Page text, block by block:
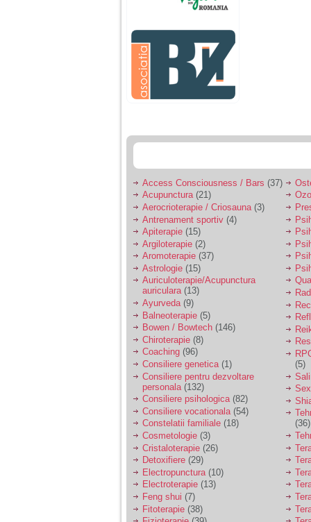
era mica am neglijat-
agresiva, orice
greseala era taxata cu
o palma sau pedepse.
De 4 ani am o relatie
serioasa cu un barbat
sa se manifeste o
Ma aflu aici pentru ca
vreau sa stiu daca am
nevoie de un psiholog
sau psihiatru.
Sunt casatorita, am
31 de ani si un copil in
varsta de 2 ani care
mi-e lumina ochilor.
De ceva timp simt ca
mi s-a adunat
oboseala, o oboseala
cronica de care nu pot
scapa si simt ca din
cauza ei nu pot
controla nervii si
cateodata are copilul
de suferit.
Am o bariera peste
care nu pot trece:
prietena mea a ramas
insarcinata cu o fata.
Am fost de comun
acord sa facem un
copil, cu gandul ca e
baiat.
Access Consciousness / Bars (37)
Acupunctura(21)
Aerocrioterapie / Criosauna (3)
Antrenament sportiv (4)
Apiterapie (15)
Argiloterapie (2)
Aromoterapie (37)
Astrologie (15)
Auriculoterapie/Acupunctura
auriculara(13)
Ayurveda(9)
Balneoterapie (5)
Bowen / Bowtech (146)
Chiroterapie (8)
Coaching (96)
Consiliere genetica(1)
Consiliere pentru dezvoltare
personala (132)
Consiliere psihologica(82)
Consiliere vocationala (54)
Constelatii familiale (18)
Cosmetologie (3)
Cristaloterapie (26)
Detoxifiere (29)
Electropunctura (10)
Electroterapie (13)
Feng shui (7)
Fitoterapie (38)
(5)
(36)